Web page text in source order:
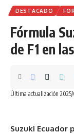
DESTACADO
Fórmula
de F1 en
Última actualización
Suzuki Ecuador